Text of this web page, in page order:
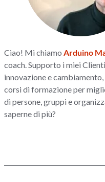
Ciao! Mi chiamo Arduino
coach. Supporto i miei
innovazione e
corsi di formazione per
di persone, gruppi e
saperne di più?